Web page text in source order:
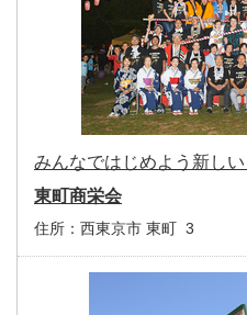
みんなではじめよう新しい
東町商栄会
住所： 西東京市 東町 3